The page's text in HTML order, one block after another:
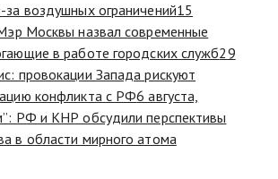
воздушных ограничений15
Москвы назвал современные
в работе городских служб29
провокации Запада рискуют
конфликта с РФ6 августа,
РФ и КНР обсудили перспективы
в области мирного атома